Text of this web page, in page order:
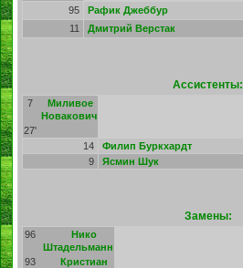
95
Рафик Джеббур
11
Дмитрий Верстак
Ассистенты:
7
Миливое
Новакович
27'
14
Филип Буркхардт
9
Ясмин Шук
Замены:
96
Нико
Штадельманн
93
Кристиан